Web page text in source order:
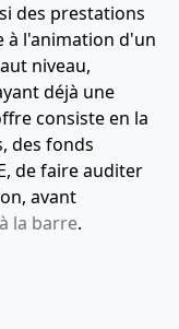
des prestations
à l'animation d'un
niveau,
déjà une
consiste en la
des fonds
de faire auditer
avant
la barre.